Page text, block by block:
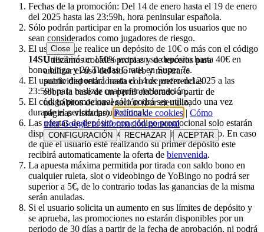
Fechas de la promoción: Del 14 de enero hasta el 19 de enero
del 2025 hasta las 23:59h, hora peninsular española.
Sólo podrán participar en la promoción los usuarios que no
sean considerados como jugadores de riesgo.
El usuario que realice un depósito de 10€ o más con el código
14SUrecibirá un 150% extra en su depósito hasta 40€ en
bono bingo y 20 Tiradas Gratis en Super 7s.
El usuario dispondrá hasta el 14 de enero del 2025 a las
23:59h para realizar cualquier reclamación.
El código promocional sólo podrá ser utilizado una vez
durante el periodo promocional.
Las ofertas de depósito con código promocional solo estarán
disponibles a partir del segundo depósito del usuario. En caso
de que el usuario esté realizando su primer depósito este
recibirá automaticamente la oferta de bienvenida.
La apuesta máxima permitida por tirada con saldo bono en
cualquier ruleta, slot o videobingo de YoBingo no podrá ser
superior a 5€, de lo contrario todas las ganancias de la misma
serán anuladas.
Si el usuario solicita un aumento en sus límites de depósito y
se aprueba, las promociones no estarán disponibles por un
periodo de 30 días a partir de la fecha de aprobación, ni podrá
Close
Utilizamos cookies propias y de terceros para
analizar el uso del sitio web y mostrarte
publicidad relacionada con tus preferencias
sobre la base de un perfil elaborado a partir de
tus hábitos de navegación (por ejemplo,
páginas visitadas).Política de cookies
Cómo
trata Google tu información personal
CONFIGURACIÓN RECHAZAR ACEPTAR